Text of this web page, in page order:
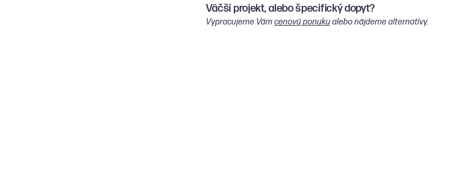
Väčší projekt, alebo špecifický dopyt?
Vypracujeme Vámcenovú ponukualebo nájdeme alternatívy.